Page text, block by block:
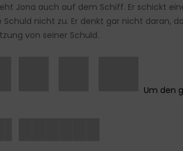
Jona auch auf dem Schiff. Er schickt
Schuld nicht zu. Er denkt gar nicht daran,
von seiner Schuld.